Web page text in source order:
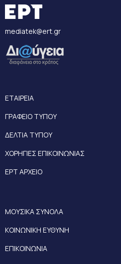
mediatek@ert.gr
ΕΤΑΙΡΕΙΑ
ΓΡΑΦΕΙΟ ΤΥΠΟΥ
ΔΕΛΤΙΑ ΤΥΠΟΥ
ΧΟΡΗΓΙΕΣ ΕΠΙΚΟΙΝΩΝΙΑΣ
ΕΡΤ ΑΡΧΕΙΟ
ΜΟΥΣΙΚΑ ΣΥΝΟΛΑ
ΚΟΙΝΩΝΙΚΗ ΕΥΘΥΝΗ
ΕΠΙΚΟΙΝΩΝΙΑ